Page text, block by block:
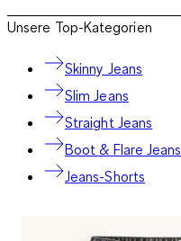
Unsere Top-Kategorien
Skinny Jeans
Slim Jeans
Straight Jeans
Boot & Flare Jeans
Jeans-Shorts